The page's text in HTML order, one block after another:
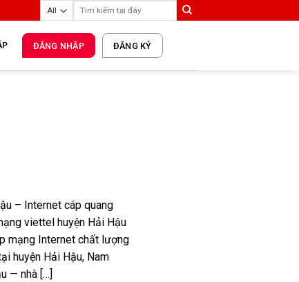
ĐĂNG NHẬP ĐĂNG KÝ
– Internet cáp quang
viettel huyện Hải Hậu
mạng Internet chất lượng
huyện Hải Hậu, Nam
— nhà […]